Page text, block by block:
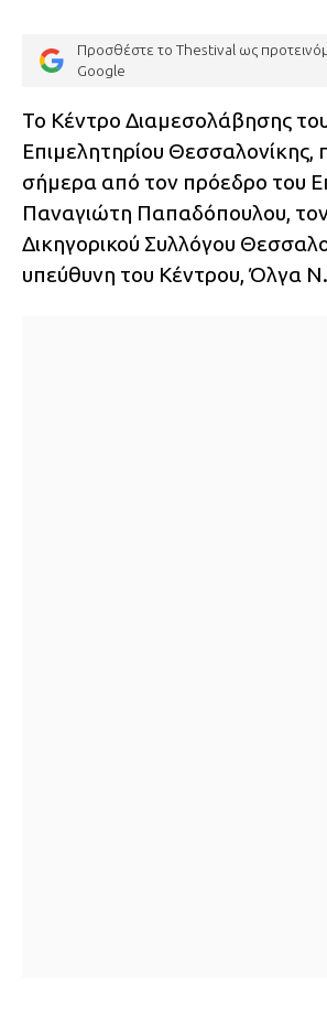
Προσθέστε το Thestival ως
Google
Το Κέντρο Διαμεσολάβησης του
Επιμελητηρίου Θεσσαλονίκης,
σήμερα από τον πρόεδρο του
Παναγιώτη Παπαδόπουλου,
Δικηγορικού Συλλόγου
υπεύθυνη του Κέντρου, Όλγα